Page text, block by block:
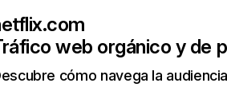
web orgánico y de
cómo navega la